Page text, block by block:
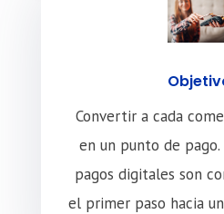
Convertir a cada
en un punto de pago.
pagos digitales son
el primer paso hacia